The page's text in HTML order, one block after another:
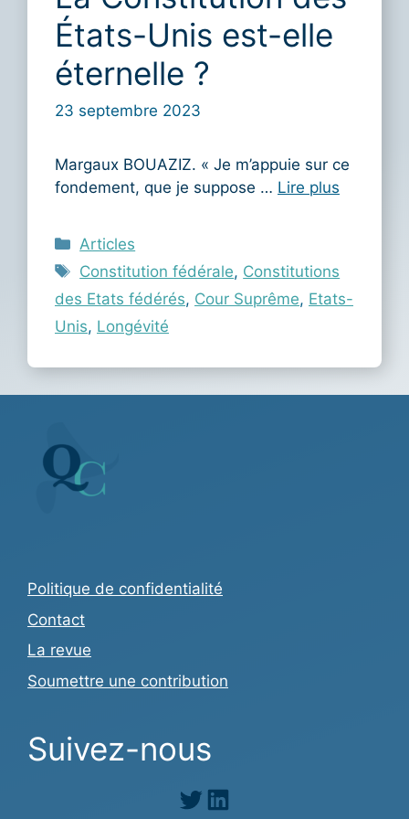
États-Unis est-elle
éternelle ?
23 septembre 2023
Margaux BOUAZIZ. « Je m’appuie sur ce
fondement, que je suppose … Lire plus
Catégories
Articles
Étiquettes
Constitution fédérale, Constitutions
des Etats fédérés, Cour Suprême, Etats-
Unis, Longévité
Politique de confidentialité
Contact
La revue
Soumettre une contribution
Suivez-nous
TwitterLinkedIn